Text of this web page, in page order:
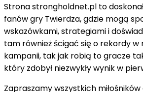
Strona strongholdnet.pl to
fanów gry Twierdza, gdzie mogą
wskazówkami, strategiami i
tam również ścigać się o rekordy w
kampanii, tak jak robią to gracze
który zdobył niezwykły wynik w
Zapraszamy wszystkich